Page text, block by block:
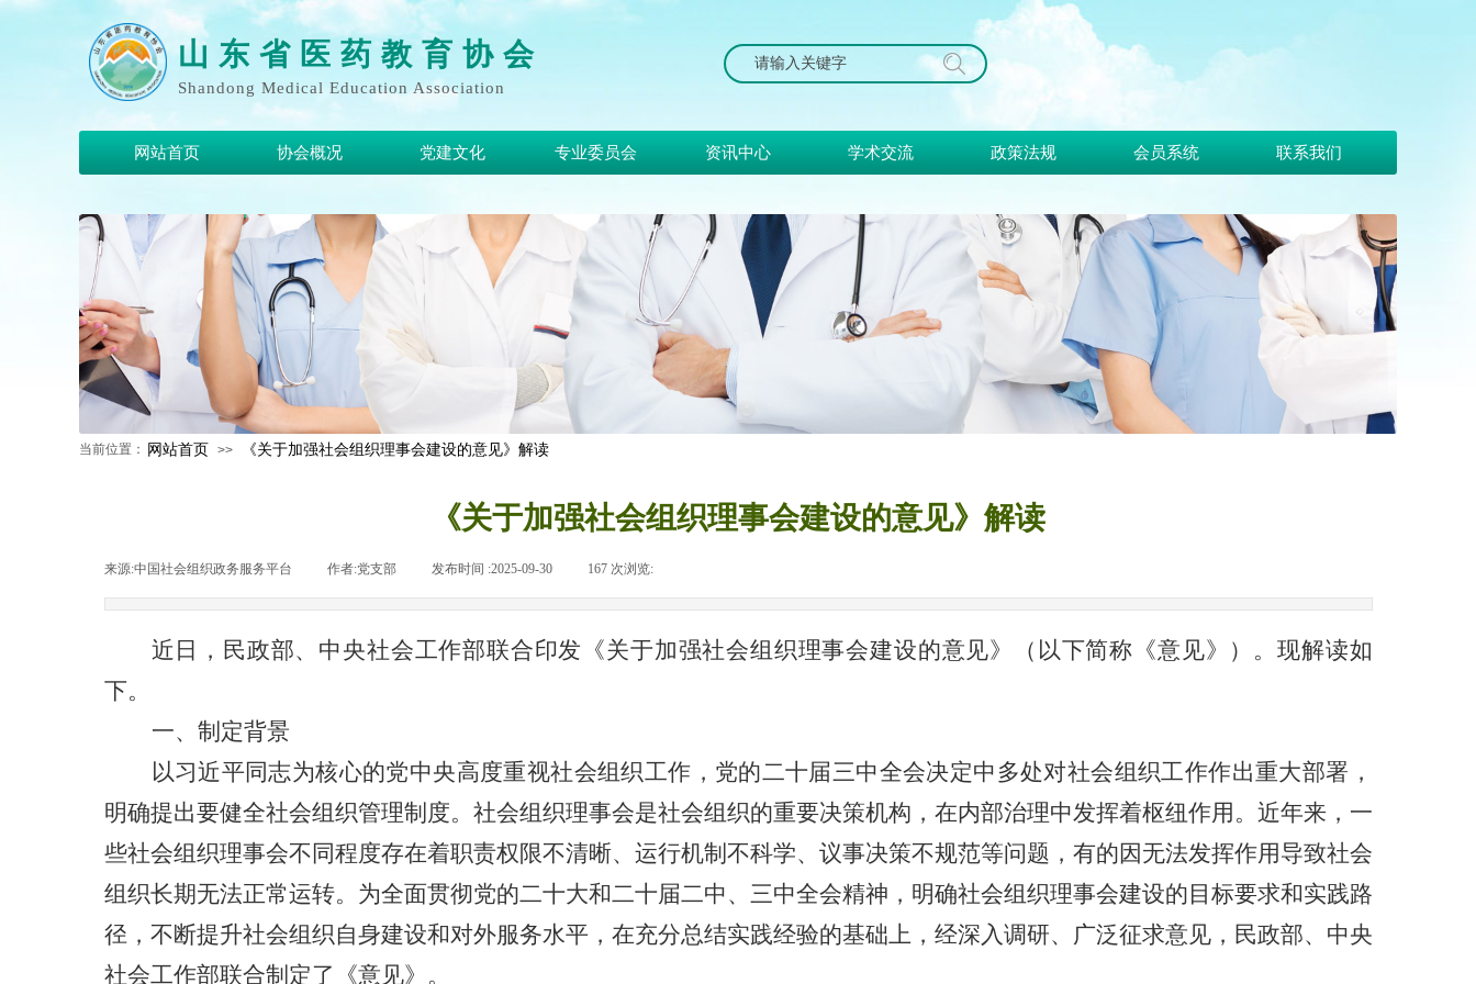
Shandong Medical Education Association
搜索
山 东 省 医 药 教 育 协 会
网站首页 协会概况 党建文化 专业委员会 资讯中心 学术交流 政策法规 会员系统 联系我们
当前位置： 网站首页 >> 《关于加强社会组织理事会建设的意见》解读
《关于加强社会组织理事会建设的意见》解读
来源:中国社会组织政务服务平台 作者:党支部 发布时间 :2025-09-30 167 次浏览:
近日，民政部、中央社会工作部联合印发《关于加强社会组织理事会建设的意见》（以下简称《意见》）。现解读如
下。
一、制定背景
以习近平同志为核心的党中央高度重视社会组织工作，党的二十届三中全会决定中多处对社会组织工作作出重大部署，
明确提出要健全社会组织管理制度。社会组织理事会是社会组织的重要决策机构，在内部治理中发挥着枢纽作用。近年来，一
些社会组织理事会不同程度存在着职责权限不清晰、运行机制不科学、议事决策不规范等问题，有的因无法发挥作用导致社会
组织长期无法正常运转。为全面贯彻党的二十大和二十届二中、三中全会精神，明确社会组织理事会建设的目标要求和实践路
径，不断提升社会组织自身建设和对外服务水平，在充分总结实践经验的基础上，经深入调研、广泛征求意见，民政部、中央
社会工作部联合制定了《意见》。